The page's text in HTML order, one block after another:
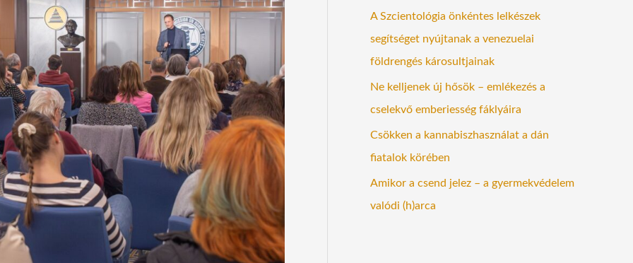
A Szcientológia önkéntes lelkészek
segítséget nyújtanak a venezuelai
földrengés károsultjainak
Ne kelljenek új hősök – emlékezés a
cselekvő emberiesség fáklyáira
Csökken a kannabiszhasználat a dán
fiatalok körében
Amikor a csend jelez – a gyermekvédelem
valódi (h)arca